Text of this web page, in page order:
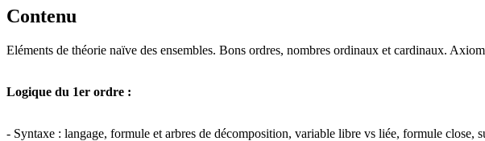
Contenu
Eléments de théorie naïve des ensembles. Bons ordres, nombres ordinaux et cardinaux.
Logique du 1er ordre :
- Syntaxe : langage, formule et arbres de décomposition, variable libre vs liée, formule close,